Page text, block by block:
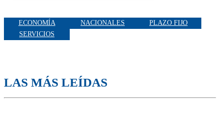
ECONOMÍA NACIONALES
PLAZO FIJO
SERVICIOS
LAS MÁS LEÍDAS